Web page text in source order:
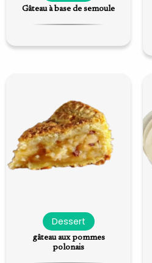
Gâteau à base de semoule
Dessert
gâteau aux pommes
polonais